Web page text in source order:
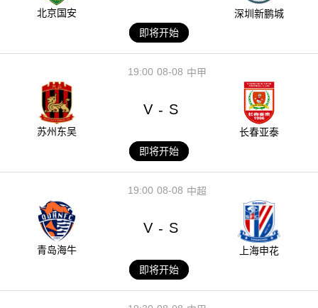
北京国安
深圳新鹏城
即将开始
08-08
19:00 中甲
苏州东吴
V - S
长春亚泰
即将开始
08-08
19:00 中超
青岛海牛
V - S
上海申花
即将开始